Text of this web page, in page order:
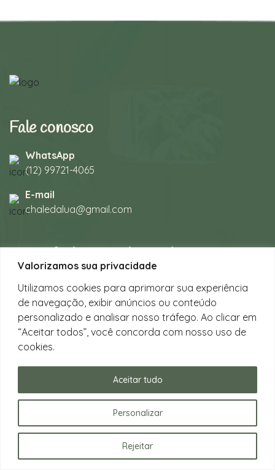
Valorizamos sua privacidade
Utilizamos cookies para aprimorar sua experiência
de navegação, exibir anúncios ou conteúdo
personalizado e analisar nosso tráfego. Ao clicar em
“Aceitar todos”, você concorda com nosso uso de
cookies.
Personalizar
Rejeitar
Aceitar tudo
Fale conosco
WhatsApp
(12) 99721-4065
E-mail
chaledalua@gmail.com
na bela praia de Juquehy.
Instagram
@chalesdaluajuquehy
Facebook
Chalés da Lua Juquehy